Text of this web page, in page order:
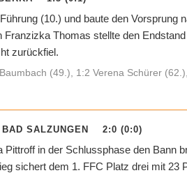
(10.) und baute den Vorsprung
Thomas stellte den
zurückfiel.
(49.), 1:2 Verena Schürer
BAD SALZUNGEN 2:0 (0:0)
in der Schlussphase den Bann
sichert dem 1. FFC Platz drei mit 23